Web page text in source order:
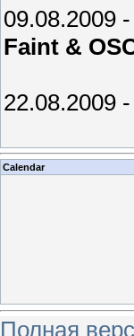
09.08.2009 -
Faint &
22.08.2009 -
Calendar
Полная